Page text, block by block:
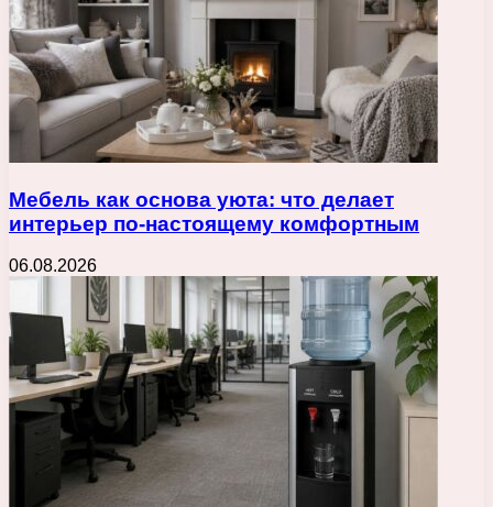
Мебель как основа уюта: что делает
интерьер по-настоящему комфортным
06.08.2026